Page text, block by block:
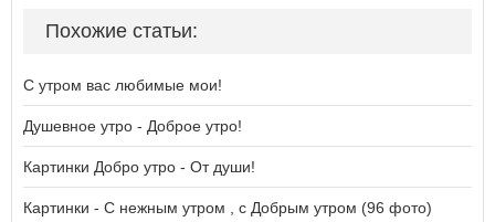
Похожие статьи:
С утром вас любимые мои!
Душевное утро - Доброе утро!
Картинки Добро утро - От души!
Картинки - С нежным утром , с Добрым утром (96 фото)